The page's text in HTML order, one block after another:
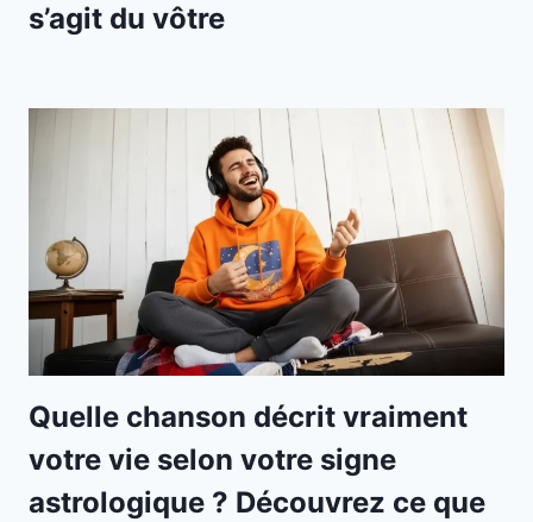
s’agit du vôtre
Quelle chanson décrit vraiment
votre vie selon votre signe
astrologique ? Découvrez ce que